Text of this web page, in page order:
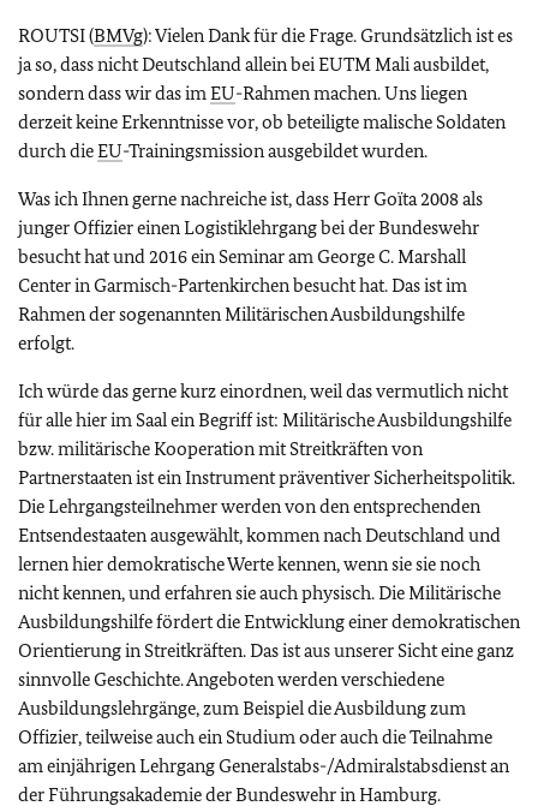
ROUTSI (BMVg): Vielen Dank für die Frage. Grundsätzlich ist es
ja so, dass nicht Deutschland allein bei EUTM Mali ausbildet,
sondern dass wir das imEU-Rahmen machen. Uns liegen
derzeit keine Erkenntnisse vor, ob beteiligte malische Soldaten
durch dieEU-Trainingsmission ausgebildet wurden.
Was ich Ihnen gerne nachreiche ist, dass Herr Goïta 2008 als
junger Offizier einen Logistiklehrgang bei der Bundeswehr
besucht hat und 2016 ein Seminar am George C. Marshall
Center in Garmisch-Partenkirchen besucht hat. Das ist im
Rahmen der sogenannten Militärischen Ausbildungshilfe
erfolgt.
Ich würde das gerne kurz einordnen, weil das vermutlich nicht
für alle hier im Saal ein Begriff ist: Militärische Ausbildungshilfe
bzw. militärische Kooperation mit Streitkräften von
Partnerstaaten ist ein Instrument präventiver Sicherheitspolitik.
Die Lehrgangsteilnehmer werden von den entsprechenden
Entsendestaaten ausgewählt, kommen nach Deutschland und
lernen hier demokratische Werte kennen, wenn sie sie noch
nicht kennen, und erfahren sie auch physisch. Die Militärische
Ausbildungshilfe fördert die Entwicklung einer demokratischen
Orientierung in Streitkräften. Das ist aus unserer Sicht eine ganz
sinnvolle Geschichte. Angeboten werden verschiedene
Ausbildungslehrgänge, zum Beispiel die Ausbildung zum
Offizier, teilweise auch ein Studium oder auch die Teilnahme
am einjährigen Lehrgang Generalstabs-/Admiralstabsdienst an
der Führungsakademie der Bundeswehr in Hamburg.